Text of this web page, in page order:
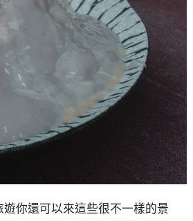
遊你還可以來這些很不一樣的景